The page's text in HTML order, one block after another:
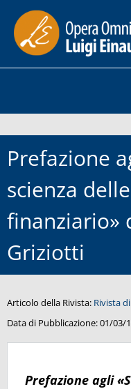
Prefazione
scienza
finanziario»
Griziotti
Articolo della Rivista: Rivista
Data di Pubblicazione:01/03/
Prefazione agli